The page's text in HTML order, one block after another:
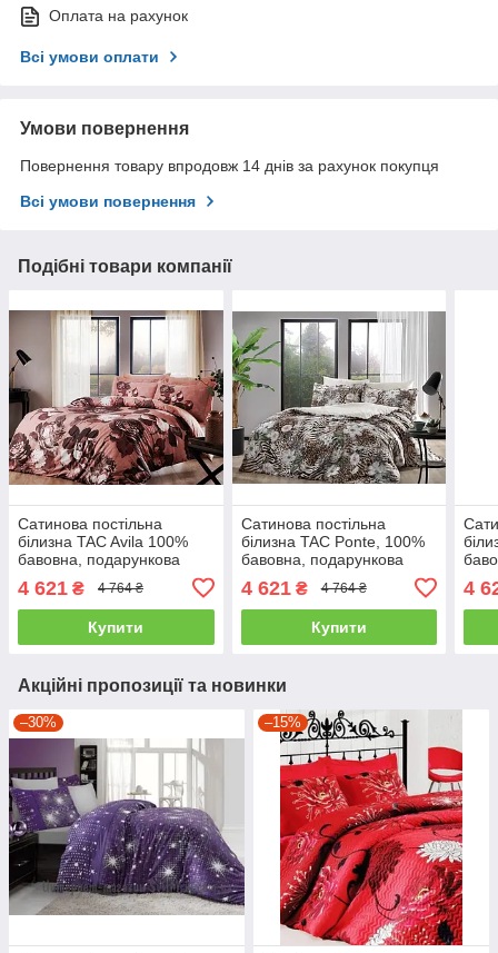
Оплата на рахунок
Всі умови оплати
Умови повернення
Повернення товару впродовж 14 днів за рахунок покупця
Всі умови повернення
Подібні товари компанії
Сатинова постільна
білизна TAC Avila 100%
бавовна, подарункова
наволочки
4 621 ₴ 4 764 ₴
Купити
Сатинова постільна
білизна TAC Ponte, 100%
бавовна, подарункова
наволочки
4 621₴ 4 764 ₴
Купити
євро
4
Акційні пропозиції та новинки
–30% –15%